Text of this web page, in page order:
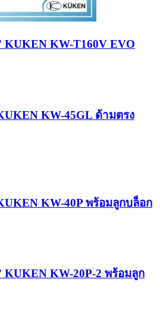
KUKEN KW-T160V EVO
KW-45GL ด้ามตรง
KW-40P พร้อมลูกบล็อก
KUKEN KW-20P-2 พร้อมลูก